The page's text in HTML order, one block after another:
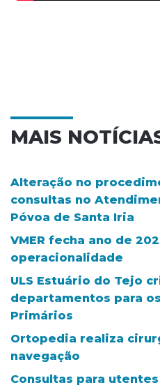
MAIS
Alteração no
consultas no
Póvoa de Santa Iria
VMER fecha ano de
operacionalidade
ULS Estuário do Tejo
departamentos para
Primários
Ortopedia realiza
navegação
Consultas para